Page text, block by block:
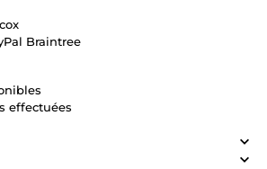
Braintree
effectuées